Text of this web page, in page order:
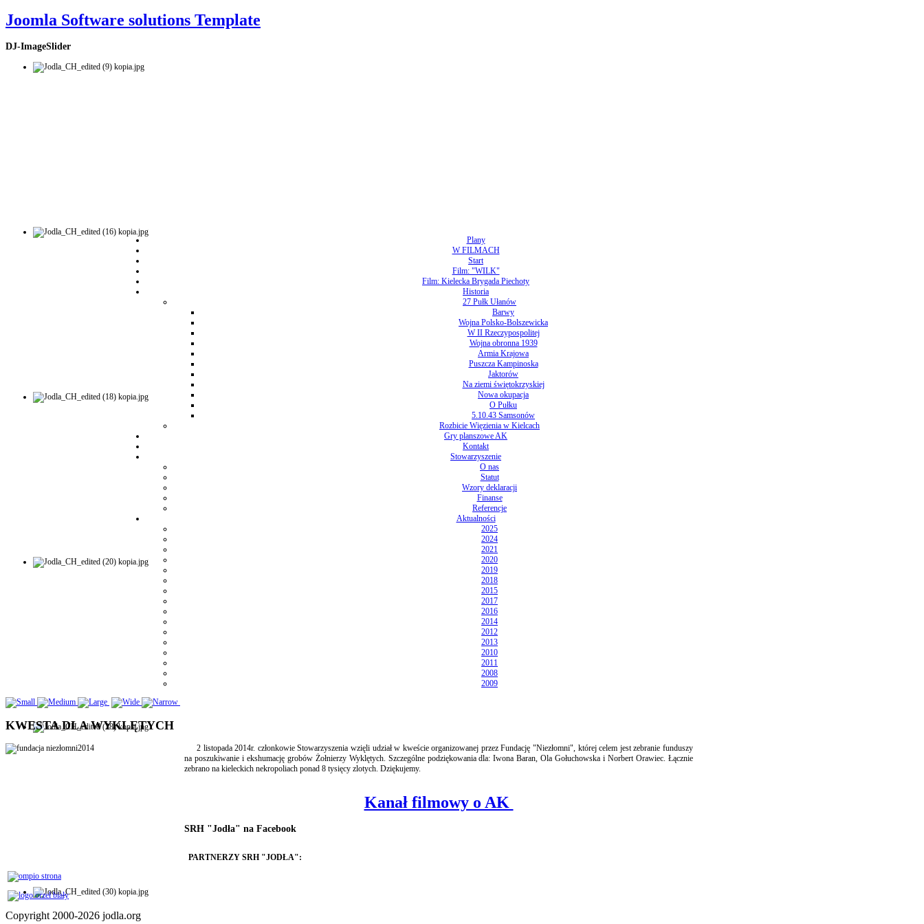
Joomla Software solutions Template
DJ-ImageSlider
Plany
W FILMACH
Start
Film: "WILK"
Film: Kielecka Brygada Piechoty
Historia
27 Pułk Ułanów
Barwy
Wojna Polsko-Bolszewicka
W II Rzeczypospolitej
Wojna obronna 1939
Armia Krajowa
Puszcza Kampinoska
Jaktorów
Na ziemi świętokrzyskiej
Nowa okupacja
O Pułku
5.10.43 Samsonów
Rozbicie Więzienia w Kielcach
Gry planszowe AK
Kontakt
Stowarzyszenie
O nas
Statut
Wzory deklaracji
Finanse
Referencje
Aktualności
2025
2024
2021
2020
2019
2018
2015
2017
2016
2014
2012
2013
2010
2011
2008
2009
KWESTA DLA WYKLĘTYCH
2 listopada 2014r. członkowie Stowarzyszenia wzięli udział w kweście organizowanej przez Fundację "Niezłomni", której celem jest zebranie funduszy
na poszukiwanie i ekshumację grobów Żołnierzy Wyklętych. Szczególne podziękowania dla: Iwona Baran, Ola Gołuchowska i Norbert Orawiec. Łącznie
zebrano na kieleckich nekropoliach ponad 8 tysięcy zlotych. Dziękujemy.
Kanał filmowy o AK
SRH "Jodła" na Facebook
PARTNERZY SRH "JODŁA":
Copyright 2000-2026 jodla.org